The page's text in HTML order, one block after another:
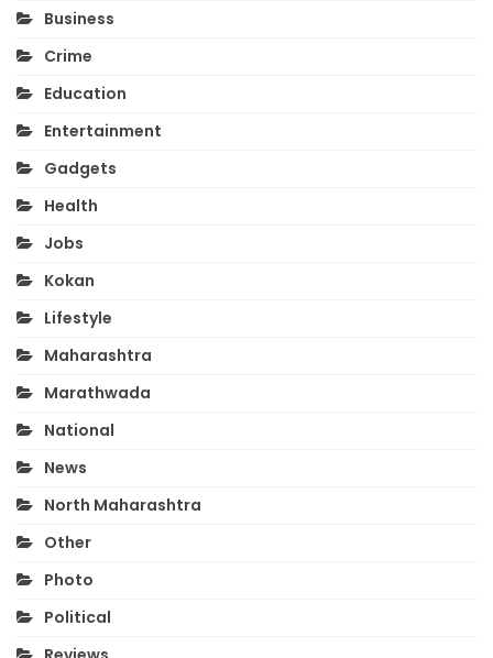
Business
Crime
Education
Entertainment
Gadgets
Health
Jobs
Kokan
Lifestyle
Maharashtra
Marathwada
National
News
North Maharashtra
Other
Photo
Political